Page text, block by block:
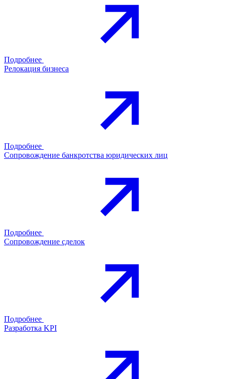
Подробнее
Релокация бизнеса
Подробнее
Сопровождение банкротства юридических лиц
Подробнее
Сопровождение сделок
Подробнее
Разработка KPI